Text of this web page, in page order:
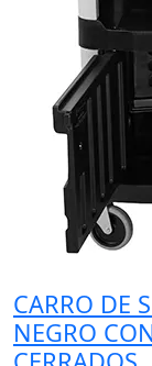
CARRO DE
NEGRO